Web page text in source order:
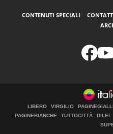
CONTENUTI SPECIALI
LIBERO VIRGILIO
PAGINEBIANCHE
TUTTOCITTÀ DILEI